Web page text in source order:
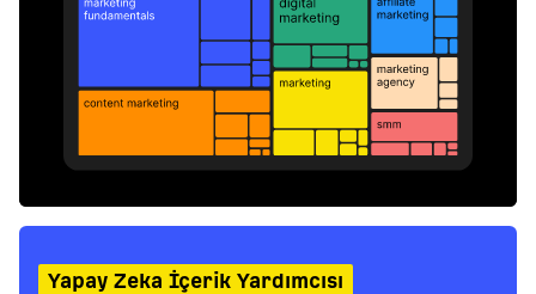
Yapay Zeka İçerik Yardımcısı